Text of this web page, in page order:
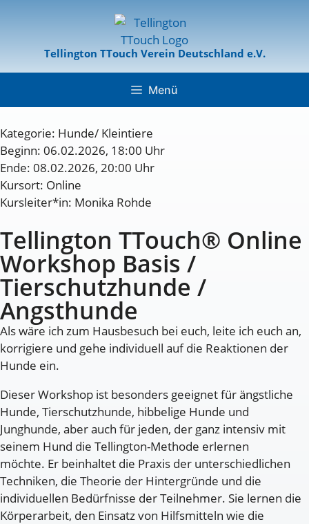
Tellington TTouch Verein Deutschland e.V.
Menü
Kategorie: Hunde/ Kleintiere
Beginn: 06.02.2026, 18:00 Uhr
Ende: 08.02.2026, 20:00 Uhr
Kursort: Online
Kursleiter*in: Monika Rohde
Tellington TTouch® Online
Workshop Basis /
Tierschutzhunde /
Angsthunde
Als wäre ich zum Hausbesuch bei euch, leite ich euch an,
korrigiere und gehe individuell auf die Reaktionen der
Hunde ein.
Dieser Workshop ist besonders geeignet für ängstliche
Hunde, Tierschutzhunde, hibbelige Hunde und
Junghunde, aber auch für jeden, der ganz intensiv mit
seinem Hund die Tellington-Methode erlernen
möchte. Er beinhaltet die Praxis der unterschiedlichen
Techniken, die Theorie der Hintergründe und die
individuellen Bedürfnisse der Teilnehmer. Sie lernen die
Körperarbeit, den Einsatz von Hilfsmitteln wie die